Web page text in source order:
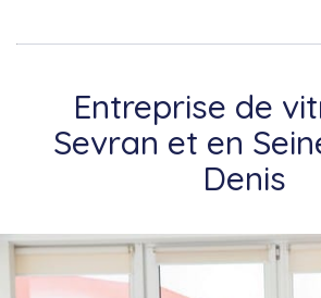
Entreprise de
Sevran et en
Denis